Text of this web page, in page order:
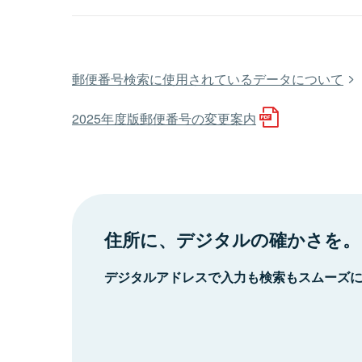
郵便番号検索に使用されているデータについて
2025年度版郵便番号の変更案内
住所に、デジタルの確かさを。
デジタルアドレスで入力も検索もスムーズ